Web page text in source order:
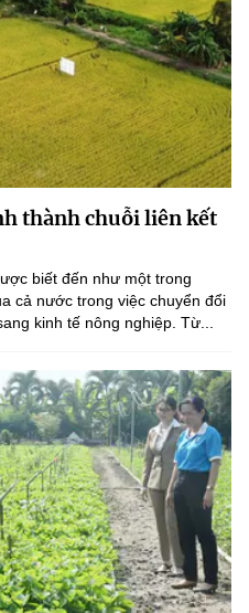
thành chuỗi liên kết
biết đến như một trong
cả nước trong việc chuyển đổi
kinh tế nông nghiệp. Từ...